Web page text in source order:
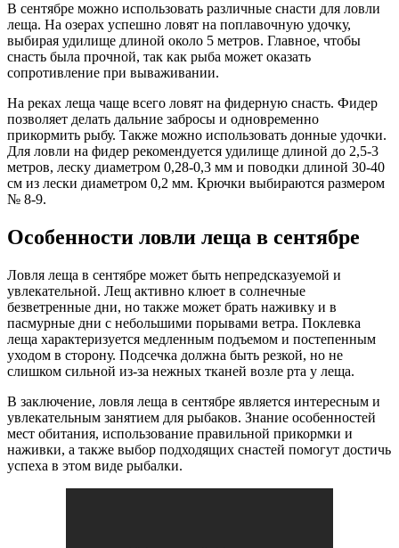
В сентябре можно использовать различные снасти для ловли
леща. На озерах успешно ловят на поплавочную удочку,
выбирая удилище длиной около 5 метров. Главное, чтобы
снасть была прочной, так как рыба может оказать
сопротивление при вываживании.
На реках леща чаще всего ловят на фидерную снасть. Фидер
позволяет делать дальние забросы и одновременно
прикормить рыбу. Также можно использовать донные удочки.
Для ловли на фидер рекомендуется удилище длиной до 2,5-3
метров, леску диаметром 0,28-0,3 мм и поводки длиной 30-40
см из лески диаметром 0,2 мм. Крючки выбираются размером
№ 8-9.
Особенности ловли леща в сентябре
Ловля леща в сентябре может быть непредсказуемой и
увлекательной. Лещ активно клюет в солнечные
безветренные дни, но также может брать наживку и в
пасмурные дни с небольшими порывами ветра. Поклевка
леща характеризуется медленным подъемом и постепенным
уходом в сторону. Подсечка должна быть резкой, но не
слишком сильной из-за нежных тканей возле рта у леща.
В заключение, ловля леща в сентябре является интересным и
увлекательным занятием для рыбаков. Знание особенностей
мест обитания, использование правильной прикормки и
наживки, а также выбор подходящих снастей помогут достичь
успеха в этом виде рыбалки.